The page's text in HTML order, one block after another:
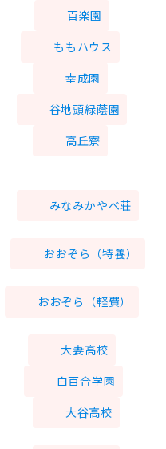
百楽園
ももハウス
幸成園
谷地頭緑蔭園
高丘寮
みなみかやべ荘
おおぞら（特養）
おおぞら（軽費）
大妻高校
白百合学園
大谷高校